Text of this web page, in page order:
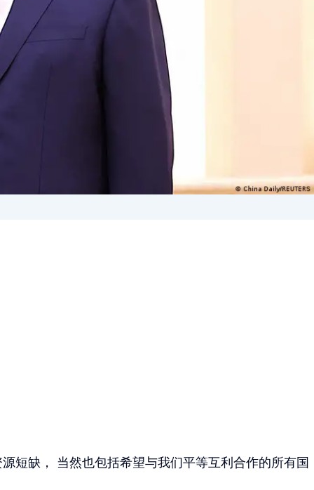
短缺， 当然也包括希望与我们平等互利合作的所有国